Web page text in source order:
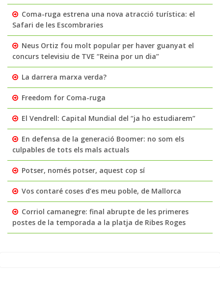
Coma-ruga estrena una nova atracció turística: el
Safari de les Escombraries
Neus Ortiz fou molt popular per haver guanyat el
concurs televisiu de TVE “Reina por un dia”
La darrera marxa verda?
Freedom for Coma-ruga
El Vendrell: Capital Mundial del “ja ho estudiarem”
En defensa de la generació Boomer: no som els
culpables de tots els mals actuals
Potser, només potser, aquest cop sí
Vos contaré coses d’es meu poble, de Mallorca
Corriol camanegre: final abrupte de les primeres
postes de la temporada a la platja de Ribes Roges